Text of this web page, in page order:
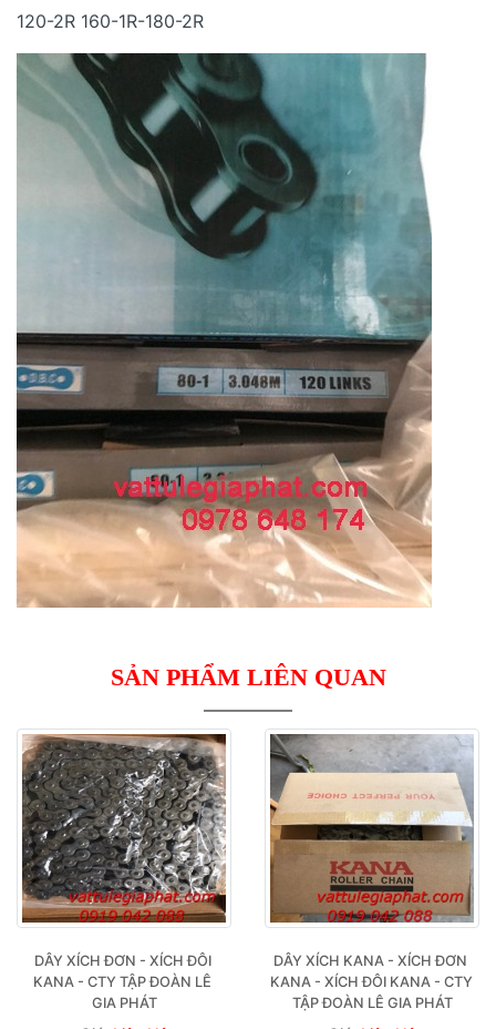
120-2R 160-1R-180-2R
SẢN PHẨM LIÊN QUAN
DÂY XÍCH ĐƠN - XÍCH ĐÔI
KANA - CTY TẬP ĐOÀN LÊ
GIA PHÁT
DÂY XÍCH KANA - XÍCH ĐƠN
KANA - XÍCH ĐÔI KANA - CTY
TẬP ĐOÀN LÊ GIA PHÁT